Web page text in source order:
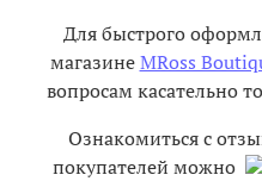
Для быстрого
магазинеMRoss
вопросам касательно
Ознакомиться с
покупателей можно